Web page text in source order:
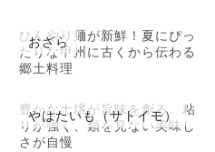
おざら
ひんやり麺が新鮮！夏にぴっ
たりな甲州に古くから伝わる
郷土料理
やはたいも（サトイモ）
豊かな土壌が旨味を創る。粘
りが強く、類を見ない美味し
さが自慢